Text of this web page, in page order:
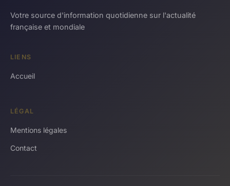
Votre source d'information quotidienne sur l'actualité
française et mondiale
LIENS
Accueil
LÉGAL
Mentions légales
Contact